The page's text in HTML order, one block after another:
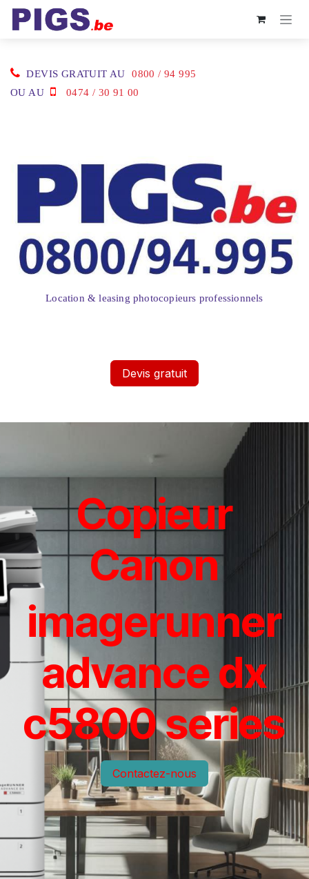
Se rendre au contenu
DEVIS GRATUIT AU
0800 / 94 995
OU AU
0474 / 30 91 00
Location & leasing photocopieurs professionnels
Devis gratuit
Copieur
Canon
imagerunner
advance dx
c5800 series
Contactez-nous